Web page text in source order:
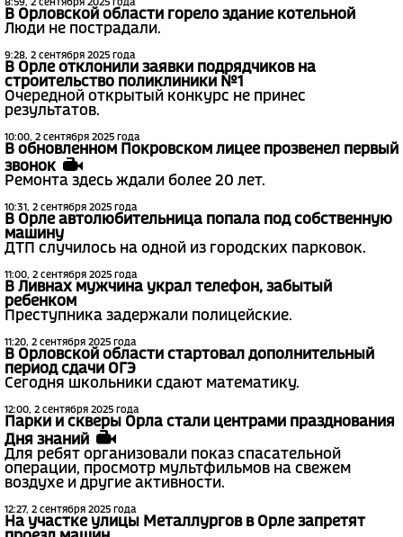
8:59, 2 сентября 2025 года
В Орловской области горело здание котельной
Люди не пострадали.
9:28, 2 сентября 2025 года
В Орле отклонили заявки подрядчиков на
строительство поликлиники №1
Очередной открытый конкурс не принес
результатов.
10:00, 2 сентября 2025 года
В обновленном Покровском лицее прозвенел первый
звонок
Ремонта здесь ждали более 20 лет.
10:31, 2 сентября 2025 года
В Орле автолюбительница попала под собственную
машину
ДТП случилось на одной из городских парковок.
11:00, 2 сентября 2025 года
В Ливнах мужчина украл телефон, забытый
ребенком
Преступника задержали полицейские.
11:20, 2 сентября 2025 года
В Орловской области стартовал дополнительный
период сдачи ОГЭ
Сегодня школьники сдают математику.
12:00, 2 сентября 2025 года
Парки и скверы Орла стали центрами празднования
Дня знаний
Для ребят организовали показ спасательной
операции, просмотр мультфильмов на свежем
воздухе и другие активности.
12:27, 2 сентября 2025 года
На участке улицы Металлургов в Орле запретят